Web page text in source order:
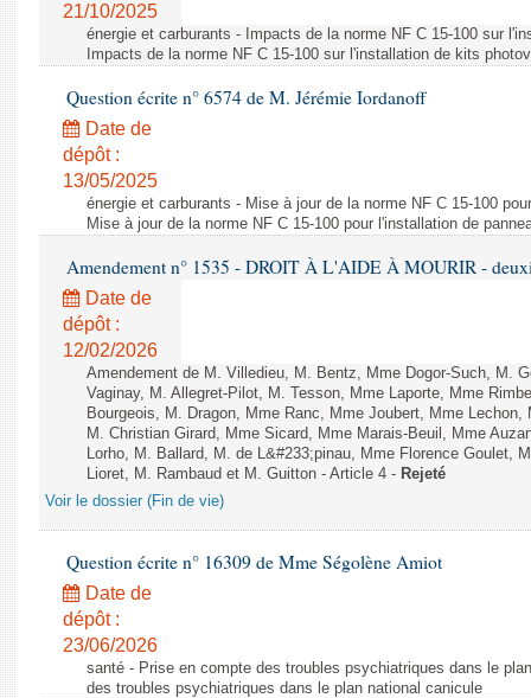
21/10/2025
énergie et carburants - Impacts de la norme NF C 15-100 sur
Impacts de la norme NF C 15-100 sur l'installation de kits
Question écrite n° 6574 de M. Jérémie Iordanoff
Date de
dépôt :
13/05/2025
énergie et carburants - Mise à jour de la norme NF C 15-100
Mise à jour de la norme NF C 15-100 pour l'installation de
Amendement n° 1535 - DROIT À L'AIDE À MOURIR -
Date de
dépôt :
12/02/2026
Amendement de M. Villedieu, M. Bentz, Mme Dogor-Such, M.
Vaginay, M. Allegret-Pilot, M. Tesson, Mme Laporte, Mme
Bourgeois, M. Dragon, Mme Ranc, Mme Joubert, Mme
M. Christian Girard, Mme Sicard, Mme Marais-Beuil, Mme
Lorho, M. Ballard, M. de L&#233;pinau, Mme Florence Goulet,
Lioret, M. Rambaud et M. Guitton - Article 4 - Rejeté
Voir le dossier (Fin de vie)
Question écrite n° 16309 de Mme Ségolène Amiot
Date de
dépôt :
23/06/2026
santé - Prise en compte des troubles psychiatriques dans le
des troubles psychiatriques dans le plan national canicule